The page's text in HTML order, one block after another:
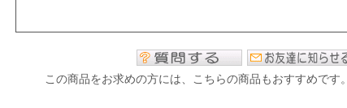
この商品をお求めの方には、こちらの商品もおすすめです。